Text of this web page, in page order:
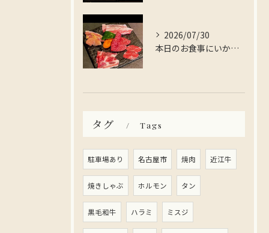
2026/07/30
本日のお食事にいかがですか？
タグ Tags
駐車場あり 名古屋市 焼肉 近江牛
焼きしゃぶ ホルモン タン
黒毛和牛 ハラミ ミスジ